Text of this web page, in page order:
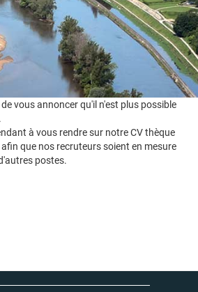
vous annoncer qu'il n'est plus possible
à vous rendre sur notre CV thèque
que nos recruteurs soient en mesure
postes.